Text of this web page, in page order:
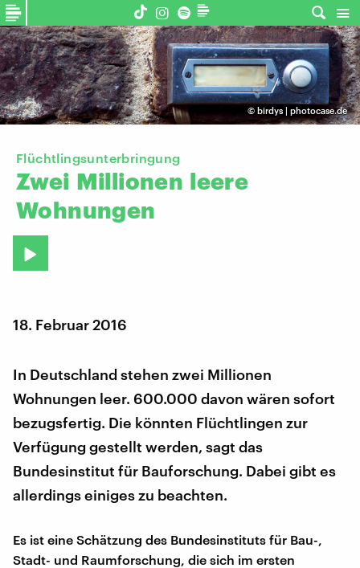
© birdys | photocase.de
Flüchtlingsunterbringung
Zwei Millionen leere
Wohnungen
18. Februar 2016
In Deutschland stehen zwei Millionen
Wohnungen leer. 600.000 davon wären sofort
bezugsfertig. Die könnten Flüchtlingen zur
Verfügung gestellt werden, sagt das
Bundesinstitut für Bauforschung. Dabei gibt es
allerdings einiges zu beachten.
Es ist eine Schätzung des Bundesinstituts für Bau-,
Stadt- und Raumforschung, die sich im ersten